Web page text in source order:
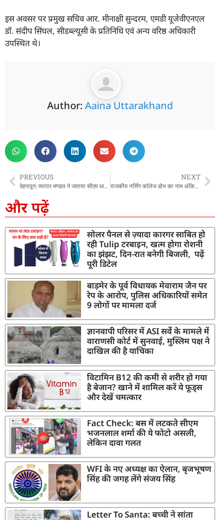
इस अवसर पर प्रमुख सचिव आर. मीनाक्षी सुन्दरम, एमडी यूजेवीएनएल
डॉ. संदीप सिंघल, सीडब्ल्यूसी के प्रतिनिधि एवं अन्य वरिष्ठ अधिकारी
उपस्थित थे।
Author: Aaina Uttarakhand
PREVIOUS
देहरादून: व्यापार मण्डल ने जताया सीएम धामी का आभार….
NEXT
राजकीय नर्सिंग कॉलेज डोभ का नाम अंकिता भंडारी रखने पर सियासत, विपक्ष ने लगाया झूठ बोलने का आरोप
और पढ़ें
सोलर पैनल से ज़्यादा कारगर साबित हो
रही Tulip टरबाइन, खत्म होगा रोशनी
का झंझट, दिन-रात बनेगी बिजली, पढ़ें
पूरी डिटेल
बाड़मेर के पूर्व विधायक मेवाराम जैन पर
रेप के आरोप, पुलिस अधिकारियों समेत
9 लोगों पर मामला दर्ज
ज्ञानवापी परिसर में ASI सर्वे के मामले में
वाराणसी कोर्ट में सुनवाई, मुस्लिम पक्ष ने
दाखिल की है याचिका
विटामिन B12 की कमी से शरीर हो गया
है बेजान? खाने में शामिल करें ये फूड्स
और देखें चमत्कार
Fact Check: बस में लटकते सीएम
भजनलाल शर्मा की ये फोटो असली,
लेकिन दावा गलत
WFI के नए अध्यक्ष का ऐलान, बृजभूषण
सिंह की जगह लेंगे संजय सिंह
Letter To Santa: बच्ची ने सांता